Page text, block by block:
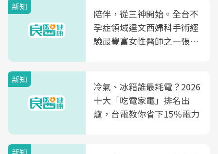
新知
陪伴，從三神開始。全台不
孕症領域達文西婦科手術經
驗最豐富女性醫師之一張永
光田醫院建構360度女性健
康照護生態圈
新知
冷氣、冰箱誰最耗電？2026
十大「吃電家電」排名出
爐，台電教你省下15％電力